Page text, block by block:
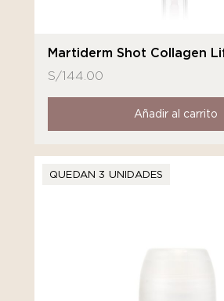
Martiderm Shot Collagen
S/144.00
Añadir al carrito
QUEDAN 3 UNIDADES